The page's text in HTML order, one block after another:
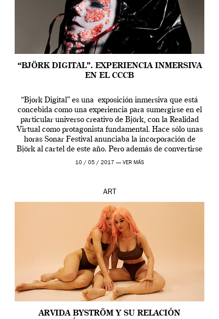
“BJÖRK DIGITAL”. EXPERIENCIA INMERSIVA
EN EL CCCB
“Bjork Digital” es una exposición inmersiva que está
concebida como una experiencia para sumergirse en el
particular universo creativo de Björk, con la Realidad
Virtual como protagonista fundamental. Hace sólo unas
horas Sonar Festival anunciaba la incorporación de
Björk al cartel de este año. Pero además de convertirse
en una de las actuaciones más relevantes […]
10 / 05 / 2017 — VER MÁS
ART
ARVIDA BYSTRÖM Y SU RELACIÓN